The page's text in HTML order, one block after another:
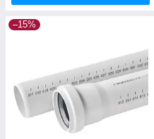
–15%